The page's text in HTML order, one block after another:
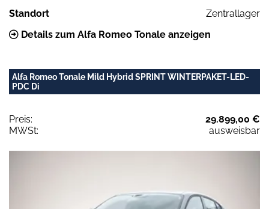
Standort
Zentrallager
Details zum Alfa Romeo Tonale anzeigen
Alfa Romeo Tonale Mild Hybrid SPRINT WINTERPAKET-LED-
PDC Di
Preis:
29.899,00 €
MWSt:
ausweisbar